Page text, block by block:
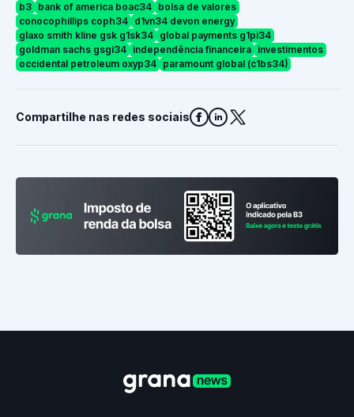
b3 bank of america boac34 bolsa de valores
conocophillips coph34 d1vn34 devon energy
glaxo smith kline gsk g1sk34 global payments g1pi34
goldman sachs gsgi34 independência financeira investimentos
occidental petroleum oxyp34 paramount global (c1bs34)
Compartilhe nas redes sociais